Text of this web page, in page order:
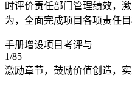
时评价责任部门管理绩效，
为，全面完成项目各项责任目
手册增设项目考评与
1/85
激励章节，鼓励价值创造，实